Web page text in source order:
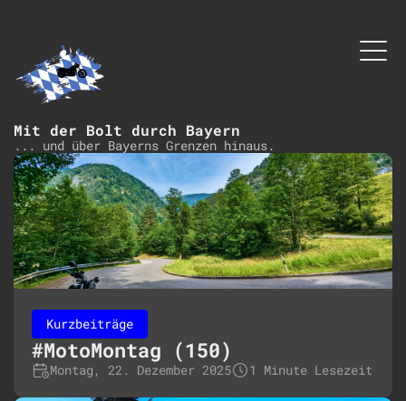
Mit der Bolt durch Bayern
... und über Bayerns Grenzen hinaus.
Kurzbeiträge
#MotoMontag (150)
Montag, 22. Dezember 2025 1 Minute Lesezeit